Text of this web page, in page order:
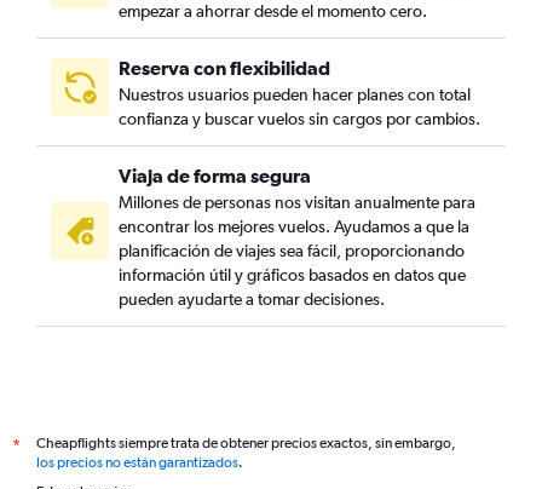
empezar a ahorrar desde el momento cero.
Reserva con flexibilidad
Nuestros usuarios pueden hacer planes con total
confianza y buscar vuelos sin cargos por cambios.
Viaja de forma segura
Millones de personas nos visitan anualmente para
encontrar los mejores vuelos. Ayudamos a que la
planificación de viajes sea fácil, proporcionando
información útil y gráficos basados en datos que
pueden ayudarte a tomar decisiones.
*
Cheapflights siempre trata de obtener precios exactos, sin embargo,
los precios no están garantizados.